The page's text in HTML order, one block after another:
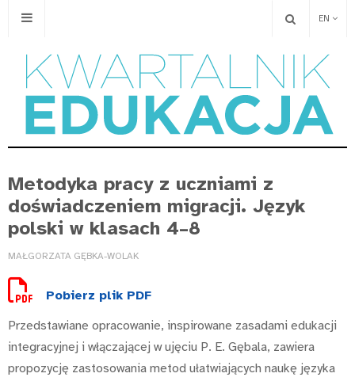
EN
Metodyka pracy z uczniami z
doświadczeniem migracji. Język
polski w klasach 4–8
MAŁGORZATA GĘBKA-WOLAK
Pobierz plik PDF
Przedstawiane opracowanie, inspirowane zasadami edukacji
integracyjnej i włączającej w ujęciu P. E. Gębala, zawiera
propozycję zastosowania metod ułatwiających naukę języka